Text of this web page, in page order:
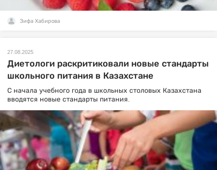
Зифа Хабирова
27.08.2025
Диетологи раскритиковали новые стандарты
школьного питания в Казахстане
С начала учебного года в школьных столовых Казахстана
вводятся новые стандарты питания.